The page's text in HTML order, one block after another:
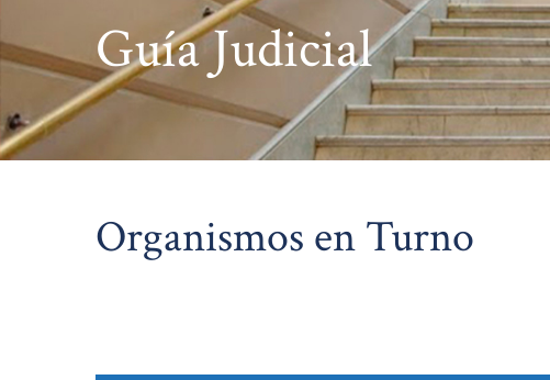
Guía Judicial
Organismos en Turno